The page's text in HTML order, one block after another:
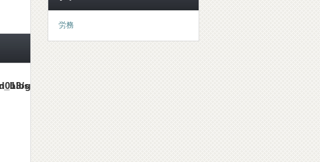
gorgeous_tcd013/single.php
労務